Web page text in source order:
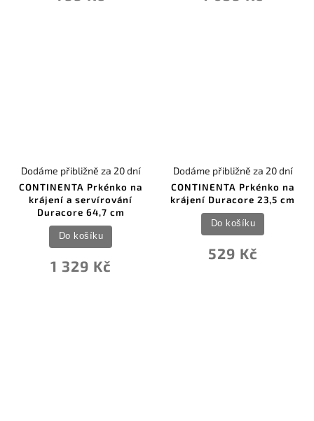
CONTINENTA Prkénko na
krájení a servírování
Duracore 64,7 cm
Dodáme přibližně za 20 dní
1 329 Kč
Do košíku
CONTINENTA Prkénko na
krájení Duracore 23,5 cm
Dodáme přibližně za 20 dní
529 Kč
Do košíku